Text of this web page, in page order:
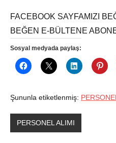
FACEBOOK SAYFAMIZI
BEĞEN E-BÜLTENE
Sosyal medyada paylaş:
Şununla etiketlenmiş:
PERSONEL ALIMI